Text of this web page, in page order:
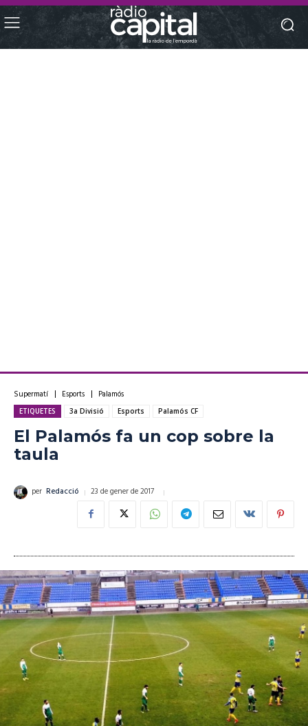
Supermatí Esports Palamós
ETIQUETES 3a Divisió Esports Palamós CF
El Palamós fa un cop sobre la
taula
per Redacció 23 de gener de 2017